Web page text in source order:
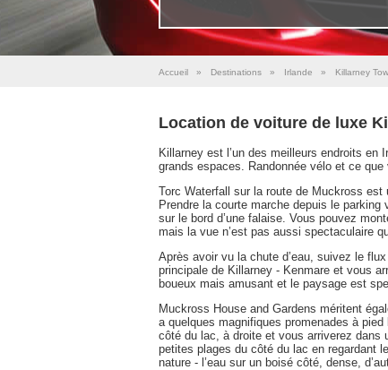
Accueil » Destinations » Irlande » Killarney
Location de voiture de luxe
Killarney est l’un des meilleurs endroits en
grands espaces. Randonnée vélo et ce
Torc Waterfall sur la route de Muckross est
Prendre la courte marche depuis le
sur le bord d’une falaise. Vous pouvez
mais la vue n’est pas aussi spectaculaire
Après avoir vu la chute d’eau, suivez le
principale de Killarney - Kenmare et vous
boueux mais amusant et le paysage est
Muckross House and Gardens méritent
a quelques magnifiques promenades à
côté du lac, à droite et vous arriverez dans
petites plages du côté du lac en regardant
nature - l’eau sur un boisé côté, dense,